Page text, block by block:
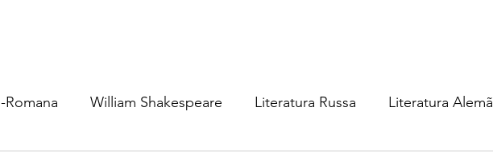
William Shakespeare Literatura Russa Literatura Alemã